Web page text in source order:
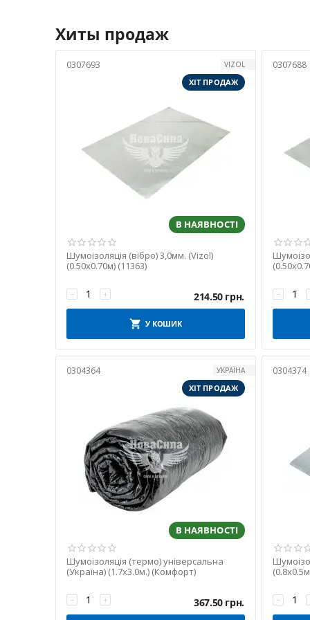
Основні
1.
Це самоклеючі
шар ізоляції.
Основні переваги:
гасіння
покращення
підвищення
Приклади з
— товщина
Turbo
—
2.
Матеріали другого
властивості.
Войлок (СТК
підлога, двері,
3.
Стрічки, які
Асортимент:
Хиты продаж
0307693
VIZOL
ХІТ ПРОДАЖ
В НАЯВНОСТІ
Шумоізоляція (вібро) 3,0мм. (Vizol)
(0.50х0.70м) (11363)
+
− 214.50 грн.
У КОШИК
0307688
−
0304364
УКРАЇНА
ХІТ ПРОДАЖ
В НАЯВНОСТІ
Шумоізоляція (термо) універсальна
(Україна) (1.7х3.0м.) (Комфорт)
+
− 367.50 грн.
0304374
−